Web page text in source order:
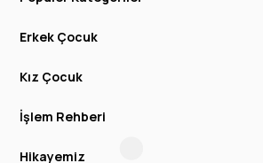
Erkek Çocuk
Kız Çocuk
İşlem Rehberi
Hikayemiz